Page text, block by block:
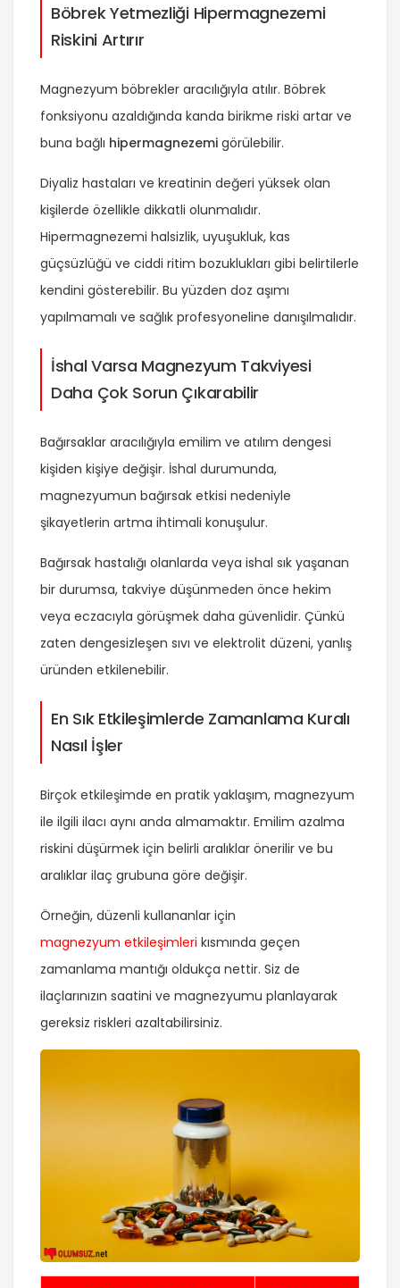
Böbrek Yetmezliği Hipermagnezemi
Riskini Artırır
Magnezyum böbrekler aracılığıyla atılır. Böbrek
fonksiyonu azaldığında kanda birikme riski artar ve
buna bağlı hipermagnezemi görülebilir.
Diyaliz hastaları ve kreatinin değeri yüksek olan
kişilerde özellikle dikkatli olunmalıdır.
Hipermagnezemi halsizlik, uyuşukluk, kas
güçsüzlüğü ve ciddi ritim bozuklukları gibi belirtilerle
kendini gösterebilir. Bu yüzden doz aşımı
yapılmamalı ve sağlık profesyoneline danışılmalıdır.
İshal Varsa Magnezyum Takviyesi
Daha Çok Sorun Çıkarabilir
Bağırsaklar aracılığıyla emilim ve atılım dengesi
kişiden kişiye değişir. İshal durumunda,
magnezyumun bağırsak etkisi nedeniyle
şikayetlerin artma ihtimali konuşulur.
Bağırsak hastalığı olanlarda veya ishal sık yaşanan
bir durumsa, takviye düşünmeden önce hekim
veya eczacıyla görüşmek daha güvenlidir. Çünkü
zaten dengesizleşen sıvı ve elektrolit düzeni, yanlış
üründen etkilenebilir.
En Sık Etkileşimlerde Zamanlama Kuralı
Nasıl İşler
Birçok etkileşimde en pratik yaklaşım, magnezyum
ile ilgili ilacı aynı anda almamaktır. Emilim azalma
riskini düşürmek için belirli aralıklar önerilir ve bu
aralıklar ilaç grubuna göre değişir.
Örneğin, düzenli kullananlar için
magnezyum etkileşimleri kısmında geçen
zamanlama mantığı oldukça nettir. Siz de
ilaçlarınızın saatini ve magnezyumu planlayarak
gereksiz riskleri azaltabilirsiniz.